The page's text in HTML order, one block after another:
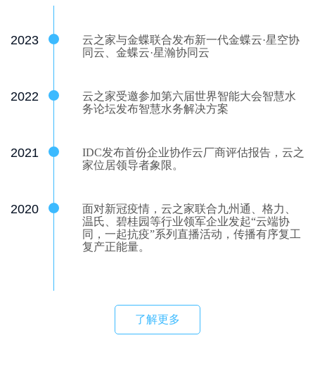
2023
云之家与金蝶联合发布新一代金蝶云·星空协
同云、金蝶云·星瀚协同云
2022
云之家受邀参加第六届世界智能大会智慧水
务论坛发布智慧水务解决方案
2021
IDC发布首份企业协作云厂商评估报告，云之
家位居领导者象限。
2020
面对新冠疫情，云之家联合九州通、格力、
温氏、碧桂园等行业领军企业发起“云端协
同，一起抗疫”系列直播活动，传播有序复工
复产正能量。
了解更多